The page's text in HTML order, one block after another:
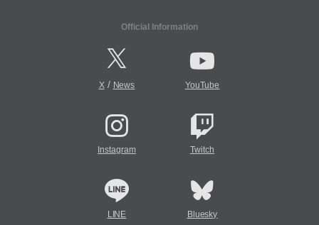
Official Information
X/ News YouTube
Instagram Twitch
LINE Bluesky